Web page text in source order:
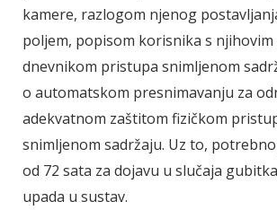
kamere, razlogom njenog
poljem, popisom korisnika s njihovim
dnevnikom pristupa snimljenom
o automatskom presnimavanju za
adekvatnom zaštitom fizičkom
snimljenom sadržaju. Uz to,
od 72 sata za dojavu u slučaja
upada u sustav.